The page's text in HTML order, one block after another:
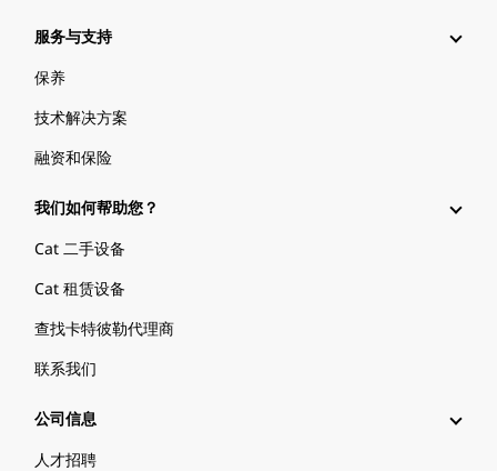
服务与支持
保养
技术解决方案
融资和保险
我们如何帮助您？
Cat 二手设备
Cat 租赁设备
查找卡特彼勒代理商
联系我们
公司信息
人才招聘